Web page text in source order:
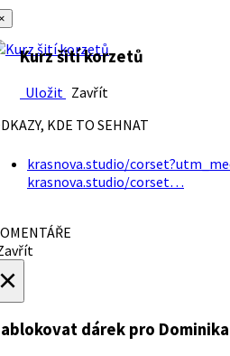
Kurz šití korzetů
Uložit Zavřít
KDE TO SEHNAT
krasnova.studio/
krasnova.studio/corset…
dárek pro